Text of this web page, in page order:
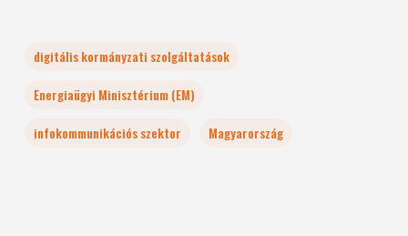
digitális kormányzati szolgáltatások
Energiaügyi Minisztérium (EM)
infokommunikációs szektor
Magyarország